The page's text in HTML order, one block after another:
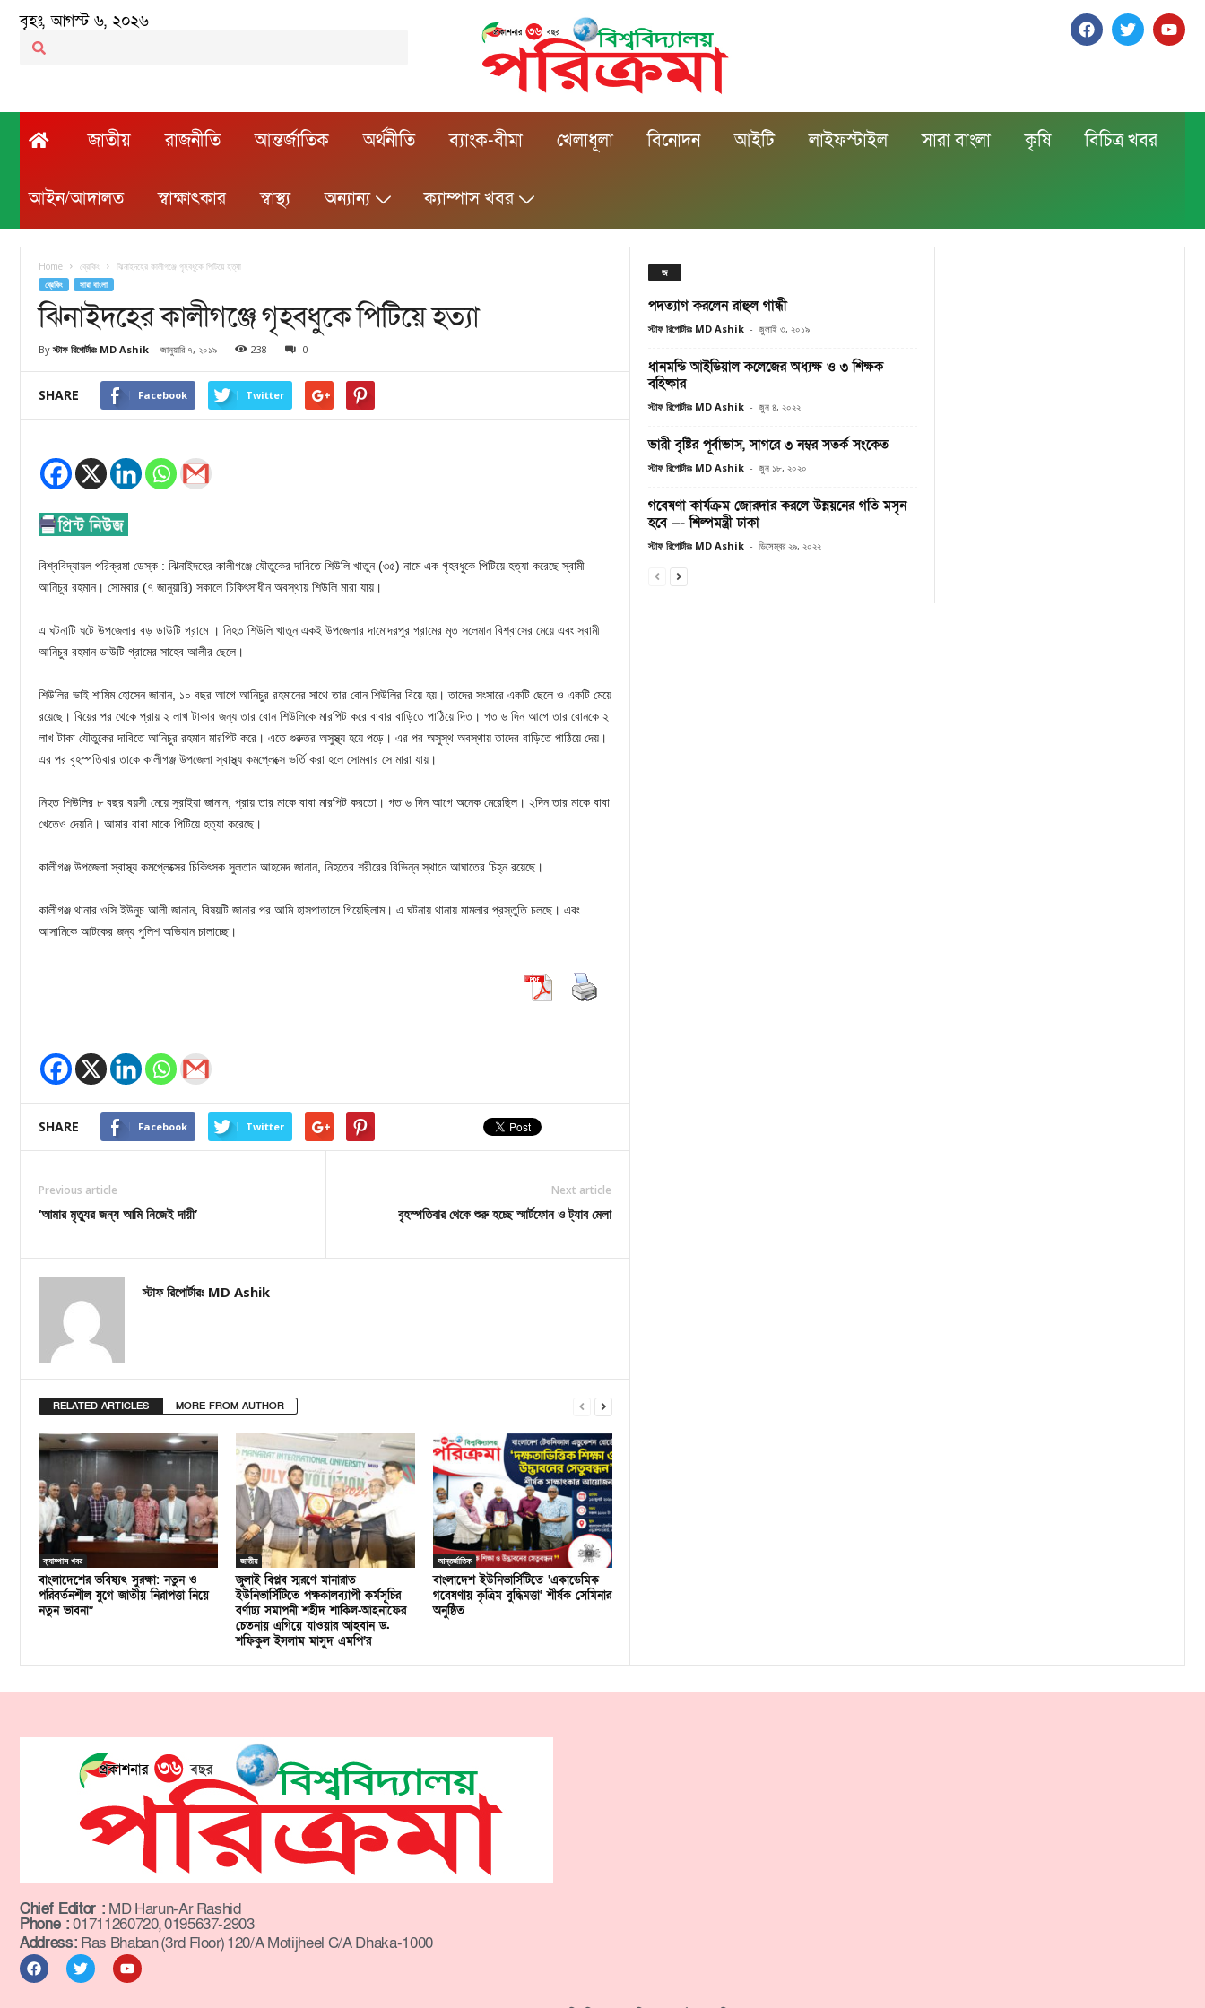
বৃহঃ, আগস্ট ৬, ২০২৬
জাতীয় রাজনীতি আন্তর্জাতিক অর্থনীতি ব্যাংক-বীমা খেলাধূলা বিনোদন আইটি লাইফস্টাইল সারা বাংলা কৃষি বিচিত্র খবর
আইন/আদালত স্বাক্ষাৎকার স্বাস্থ্য অন্যান্য ক্যাম্পাস খবর
Home ব্রেকিং ঝিনাইদহের কালীগঞ্জে গৃহবধুকে পিটিয়ে হত্যা
ব্রেকিং সারা বাংলা
ঝিনাইদহের কালীগঞ্জে গৃহবধুকে পিটিয়ে হত্যা
By স্টাফ রিপোর্টারঃ MD Ashik - জানুয়ারি ৭, ২০১৯ 238 0
SHARE Facebook Twitter
বিশ্ববিদ্যায়ল পরিক্রমা ডেস্ক : ঝিনাইদহের কালীগঞ্জে যৌতুকের দাবিতে শিউলি খাতুন (৩৫) নামে এক গৃহবধুকে পিটিয়ে হত্যা করেছে স্বামী
আনিচুর রহমান। সোমবার (৭ জানুয়ারি) সকালে চিকিৎসাধীন অবস্থায় শিউলি মারা যায়।
এ ঘটনাটি ঘটে উপজেলার বড় ডাউটি গ্রামে । নিহত শিউলি খাতুন একই উপজেলার দামোদরপুর গ্রামের মৃত সলেমান বিশ্বাসের মেয়ে এবং স্বামী
আনিচুর রহমান ডাউটি গ্রামের সাহেব আলীর ছেলে।
শিউলির ভাই শামিম হোসেন জানান, ১০ বছর আগে আনিচুর রহমানের সাথে তার বোন শিউলির বিয়ে হয়। তাদের সংসারে একটি ছেলে ও একটি মেয়ে
রয়েছে। বিয়ের পর থেকে প্রায় ২ লাখ টাকার জন্য তার বোন শিউলিকে মারপিট করে বাবার বাড়িতে পাঠিয়ে দিত। গত ৬ দিন আগে তার বোনকে ২
লাখ টাকা যৌতুকের দাবিতে আনিচুর রহমান মারপিট করে। এতে গুরুতর অসুস্থ্য হয়ে পড়ে। এর পর অসুস্থ অবস্থায় তাদের বাড়িতে পাঠিয়ে দেয়।
এর পর বৃহস্পতিবার তাকে কালীগঞ্জ উপজেলা স্বাস্থ্য কমপ্লেক্সে ভর্তি করা হলে সোমবার সে মারা যায়।
নিহত শিউলির ৮ বছর বয়সী মেয়ে সুরাইয়া জানান, প্রায় তার মাকে বাবা মারপিট করতো। গত ৬ দিন আগে অনেক মেরেছিল। ২দিন তার মাকে বাবা
খেতেও দেয়নি। আমার বাবা মাকে পিটিয়ে হত্যা করেছে।
কালীগঞ্জ উপজেলা স্বাস্থ্য কমপ্লেক্সের চিকিৎসক সুলতান আহমেদ জানান, নিহতের শরীরের বিভিন্ন স্থানে আঘাতের চিহ্ন রয়েছে।
কালীগঞ্জ থানার ওসি ইউনুচ আলী জানান, বিষয়টি জানার পর আমি হাসপাতালে গিয়েছিলাম। এ ঘটনায় থানায় মামলার প্রস্তুতি চলছে। এবং
আসামিকে আটকের জন্য পুলিশ অভিযান চালাচ্ছে।
SHARE Facebook Twitter
Previous article
‘আমার মৃত্যুর জন্য আমি নিজেই দায়ী’
Next article
বৃহস্পতিবার থেকে শুরু হচ্ছে স্মার্টফোন ও ট্যাব মেলা
স্টাফ রিপোর্টারঃ MD Ashik
RELATED ARTICLES MORE FROM AUTHOR
ক্যাম্পাস খবর
বাংলাদেশের ভবিষ্যৎ সুরক্ষা: নতুন ও
পরিবর্তনশীল যুগে জাতীয় নিরাপত্তা নিয়ে
নতুন ভাবনা”
জাতীয়
জুলাই বিপ্লব স্মরণে মানারাত
ইউনিভার্সিটিতে পক্ষকালব্যাপী কর্মসূচির
বর্ণাঢ্য সমাপনী শহীদ শাকিল-আহনাফের
চেতনায় এগিয়ে যাওয়ার আহবান ড.
শফিকুল ইসলাম মাসুদ এমপি’র
আন্তর্জাতিক
বাংলাদেশ ইউনিভার্সিটিতে ‘একাডেমিক
গবেষণায় কৃত্রিম বুদ্ধিমত্তা’ শীর্ষক সেমিনার
অনুষ্ঠিত
জ
পদত্যাগ করলেন রাহুল গান্ধী
স্টাফ রিপোর্টারঃ MD Ashik - জুলাই ৩, ২০১৯
ধানমন্ডি আইডিয়াল কলেজের অধ্যক্ষ ও ৩ শিক্ষক
বহিষ্কার
স্টাফ রিপোর্টারঃ MD Ashik - জুন ৪, ২০২২
ভারী বৃষ্টির পূর্বাভাস, সাগরে ৩ নম্বর সতর্ক সংকেত
স্টাফ রিপোর্টারঃ MD Ashik - জুন ১৮, ২০২০
গবেষণা কার্যক্রম জোরদার করলে উন্নয়নের গতি মসৃন
হবে —- শিল্পমন্ত্রী ঢাকা
স্টাফ রিপোর্টারঃ MD Ashik - ডিসেম্বর ২৯, ২০২২
Chief Editor : MD Harun-Ar Rashid
Phone :01711260720, 0195637-2903
Address: Ras Bhaban (3rd Floor) 120/A Motijheel C/A Dhaka-1000